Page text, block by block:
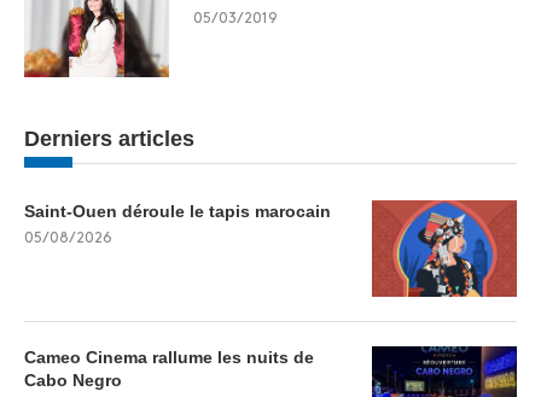
05/03/2019
Derniers articles
Saint-Ouen déroule le tapis marocain
05/08/2026
Cameo Cinema rallume les nuits de
Cabo Negro